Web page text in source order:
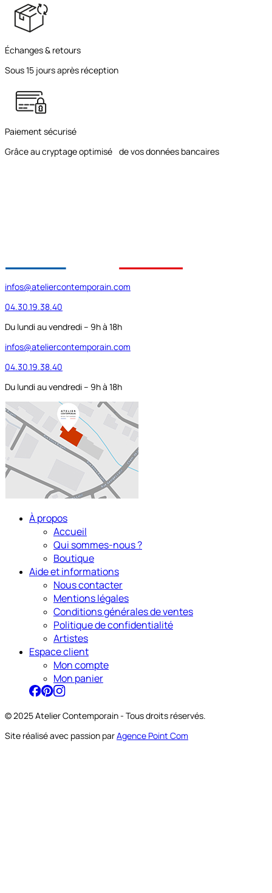
Échanges & retours
Sous 15 jours après réception
Paiement sécurisé
Grâce au cryptage optimisé de vos données bancaires
infos@ateliercontemporain.com
04.30.19.38.40
Du lundi au vendredi – 9h à 18h
infos@ateliercontemporain.com
04.30.19.38.40
Du lundi au vendredi – 9h à 18h
À propos
Accueil
Qui sommes-nous ?
Boutique
Aide et informations
Nous contacter
Mentions légales
Conditions générales de ventes
Politique de confidentialité
Artistes
Espace client
Mon compte
Mon panier
© 2025 Atelier Contemporain - Tous droits réservés.
Site réalisé avec passion parAgence Point Com